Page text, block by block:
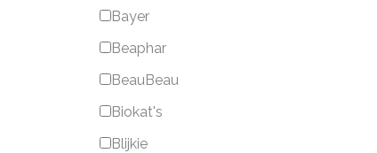
Bayer
Beaphar
BeauBeau
Biokat's
Blijkie